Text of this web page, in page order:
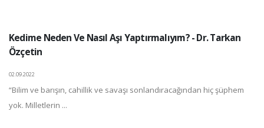
Kedime Neden Ve Nasıl Aşı Yaptırmalıyım? - Dr. Tarkan
Özçetin
02.09.2022
“Bilim ve barışın, cahillik ve savaşı sonlandıracağından hiç şüphem
yok. Milletlerin ...